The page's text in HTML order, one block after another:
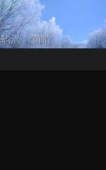
駒沢 満晴